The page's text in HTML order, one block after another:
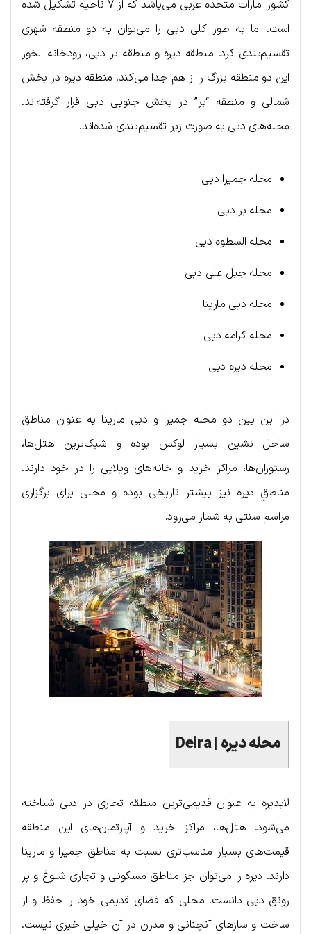
کشور امارات متحده عربی می‌باشد که از ۷ ناحیه تشکیل شده
است. اما به طور کلی دبی را می‌توان به دو منطقه شهری
تقسیم‌بندی کرد. منطقه دیره و منطقه بر دبی، رودخانه الخور
این دو منطقه بزرگ را از هم جدا می‌کند. منطقه دیره در بخش
شمالی و منطقه “بر” در بخش جنوبی دبی قرار گرفته‌اند.
محله‌های دبی به صورت زیر تقسیم‌بندی شده‌اند.
محله جمیرا دبی
محله بر دبی
محله السطوه دبی
محله جبل علی دبی
محله دبی مارینا
محله کرامه دبی
محله دیره دبی
در این بین دو محله جمیرا و دبی مارینا به عنوان مناطق
ساحل نشین بسیار لوکس بوده و شیک‌ترین هتل‌ها،
رستوران‌ها، مراکز خرید و خانه‌های ویلایی را در خود دارند.
مناطقِ دیره نیز بیشتر تاریخی بوده و محلی برای برگزاری
مراسم سنتی به شمار می‌رود.
محله دیره |
Deira
لابدیره به عنوان قدیمی‌ترین منطقه تجاری در دبی شناخته
می‌شود. هتل‌ها، مراکز خرید و آپارتمان‌های این منطقه
قیمت‌های بسیار مناسب‌تری نسبت به مناطق جمیرا و مارینا
دارند. دیره را می‌توان جز مناطق مسکونی و تجاری شلوغ و پر
رونق دبی دانست. محلی که فضای قدیمی خود را حفظ و از
ساخت و سازهای آنچنانی و مدرن در آن خیلی خبری نیست.